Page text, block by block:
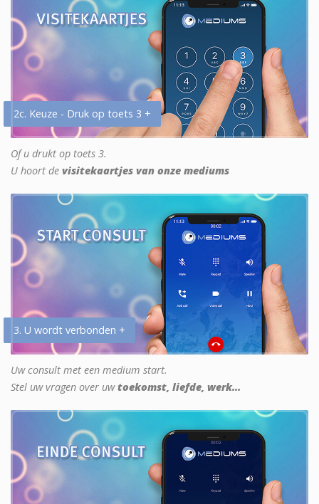
2c. Keuze - Druk op toets 3 +
Of u drukt op toets 3.
U hoort de visitekaartjes van onze mediums
3. U wordt verbonden +
Uw consult met een medium start.
Stel uw vragen over uwtoekomst, liefde, werk...